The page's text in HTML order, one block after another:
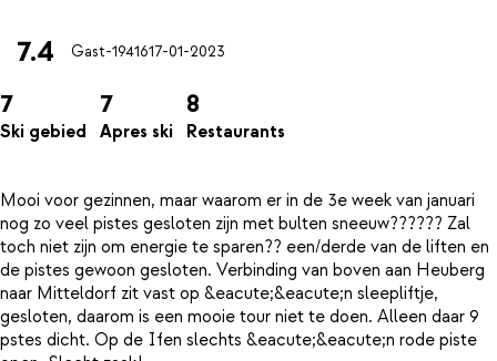
7.4 Gast-1941617-01-2023
7
Ski gebied
7
Apres ski
8
Restaurants
Mooi voor gezinnen, maar waarom er in de 3e week van januari
nog zo veel pistes gesloten zijn met bulten sneeuw?????? Zal
toch niet zijn om energie te sparen?? een/derde van de liften en
de pistes gewoon gesloten. Verbinding van boven aan Heuberg
naar Mitteldorf zit vast op &eacute;&eacute;n sleepliftje,
gesloten, daarom is een mooie tour niet te doen. Alleen daar 9
pstes dicht. Op de Ifen slechts &eacute;&eacute;n rode piste